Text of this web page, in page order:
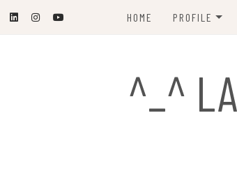
HOME PROFILE
DISCLAIMER
PRIVACY
^_^